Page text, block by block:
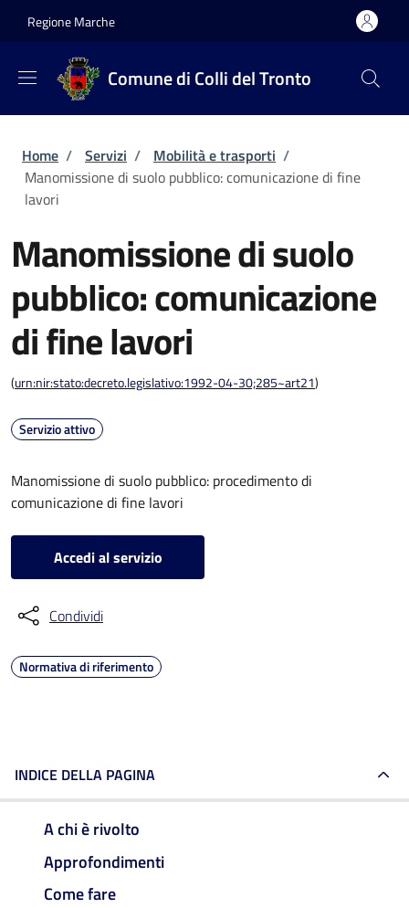
Regione Marche
Comune di Colli del Tronto
Briciole di pane
Home / Servizi / Mobilità e trasporti /
Manomissione di suolo pubblico: comunicazione di fine
lavori
Manomissione di suolo
pubblico: comunicazione
di fine lavori
(urn:nir:stato:decreto.legislativo:1992-04-30;285~art21)
Servizio attivo
Manomissione di suolo pubblico: procedimento di
comunicazione di fine lavori
Accedi al servizio
Condividi
Normativa di riferimento
INDICE DELLA PAGINA
A chi è rivolto
Approfondimenti
Come fare